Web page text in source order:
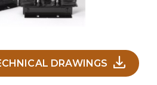
DRAWINGS